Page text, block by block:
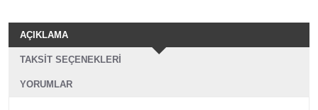
AÇIKLAMA
TAKSIT SEÇENEKLERI
YORUMLAR